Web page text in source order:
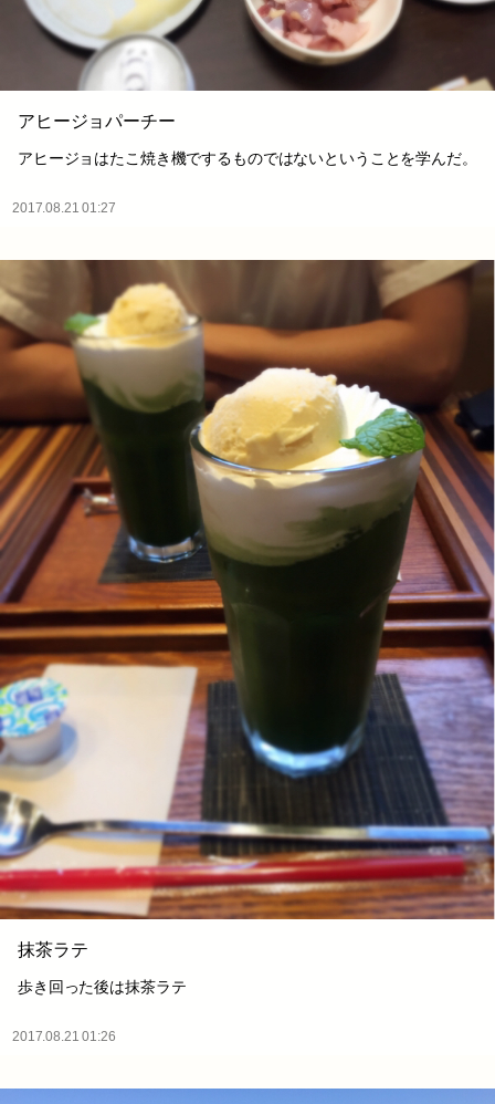
アヒージョパーチー
アヒージョはたこ焼き機でするものではないということを学んだ。
2017.08.21 01:27
抹茶ラテ
歩き回った後は抹茶ラテ
2017.08.21 01:26